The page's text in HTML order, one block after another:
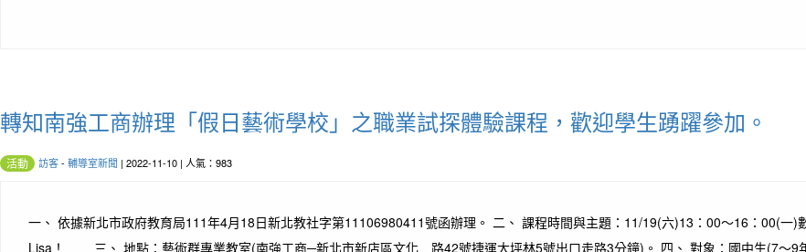
轉知南強工商辦理「假日藝術學校」之職業試探體驗課程，歡迎學生踴躍參加。
活動 訪客- 輔導室新聞 | 2022-11-10 | 人氣：983
一、 依據新北市政府教育局111年4月18日新北教社字第11106980411號函辦理。 二、 課程時間與主題：11/19(六)13：00～16：00(
Lisa！ 三、 地點：藝術群專業教室(南強工商─新北市新店區文化 路42號捷運大坪林5號出口走路3分鐘)。 四、 對象：國中生(7～9